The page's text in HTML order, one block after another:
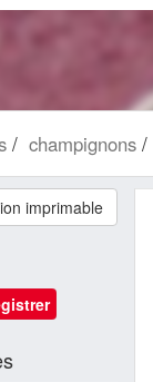
champignons
imprimable